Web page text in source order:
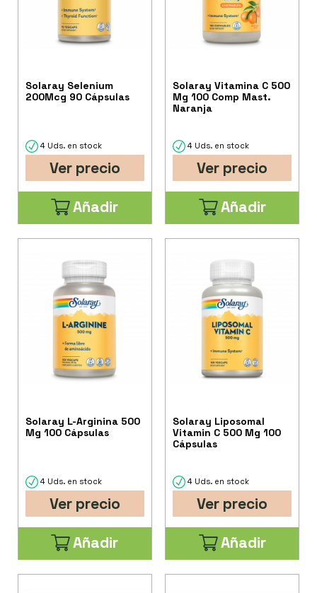
Solaray Selenium
200Mcg 90 Cápsulas
4 Uds. en stock
Ver precio
Añadir
Solaray Vitamina C 500
Mg 100 Comp Mast.
Naranja
4 Uds. en stock
Ver precio
Añadir
Solaray L-Arginina 500
Mg 100 Cápsulas
4 Uds. en stock
Ver precio
Añadir
Solaray Liposomal
Vitamin C 500 Mg 100
Cápsulas
4 Uds. en stock
Ver precio
Añadir